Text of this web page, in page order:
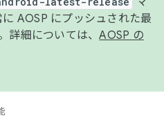
AOSP にプッシュされた最
詳細については、AOSP の